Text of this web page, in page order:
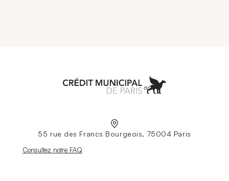
55 rue des Francs Bourgeois, 75004 Paris
Nouvelle fenêtre
Consultez notre FAQ